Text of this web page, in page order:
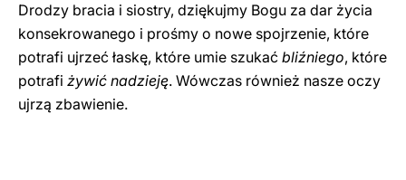
Drodzy bracia i siostry, dziękujmy Bogu za dar życia
konsekrowanego i prośmy o nowe spojrzenie, które
potrafi ujrzeć łaskę, które umie szukać bliźniego, które
potrafi żywić nadzieję. Wówczas również nasze oczy
ujrzą zbawienie.